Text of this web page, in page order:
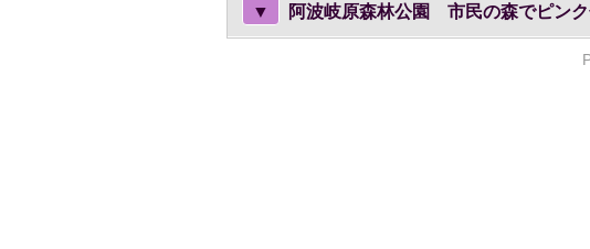
▼ 阿波岐原森林公園 市民の森でピンク